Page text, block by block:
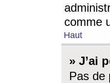
comme
Haut
» J’ai
Pas de